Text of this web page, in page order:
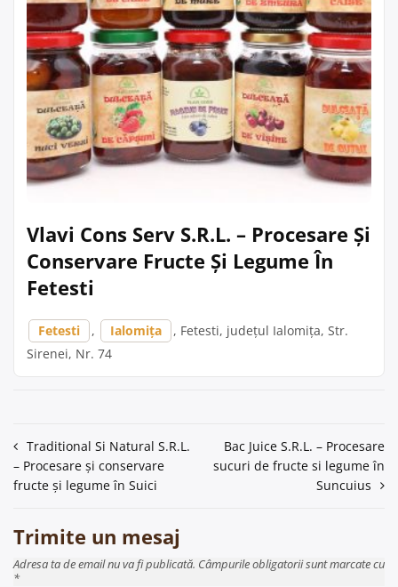
Vlavi Cons Serv S.R.L. – Procesare Și
Conservare Fructe Și Legume În
Fetesti
Fetesti , Ialomița
, Fetesti, județul Ialomița, Str.
Sirenei, Nr. 74
Navigare
în
Traditional Si Natural S.R.L.
– Procesare și conservare
fructe și legume în Suici
Bac Juice S.R.L. – Procesare
sucuri de fructe si legume în
Suncuius
Trimite un mesaj
Adresa ta de email nu va fi publicată. Câmpurile obligatorii sunt marcate cu
*